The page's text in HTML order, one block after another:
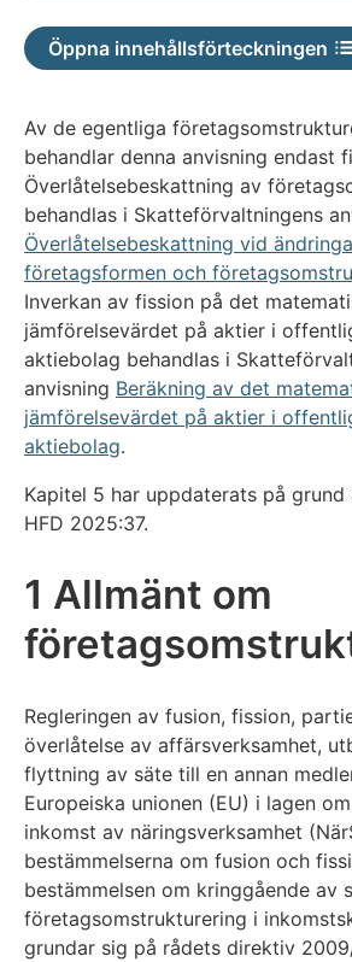
Öppna innehållsförteckningen
Av de egentliga
behandlar denna anvisning endast
Överlåtelsebeskattning av
behandlas i Skatteförvaltningens
Överlåtelsebeskattning vid
företagsformen och
Inverkan av fission på det
jämförelsevärdet på aktier i
aktiebolag behandlas i
anvisning Beräkning av det
jämförelsevärdet på aktier i
aktiebolag.
Kapitel 5 har uppdaterats på
HFD 2025:37.
1 Allmänt om
Regleringen av fusion, fission,
överlåtelse av affärsverksamhet,
flyttning av säte till en annan
Europeiska unionen (EU) i lagen
inkomst av näringsverksamhet
bestämmelserna om fusion och
bestämmelsen om kringgående av
företagsomstrukturering i
grundar sig på rådets direktiv